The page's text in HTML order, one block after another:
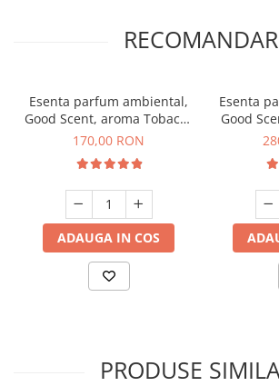
Esenta parfum ambiental,
Good Scent, aroma Tobacco
& Vanilla, 200 g
170,00 RON
ADAUGA IN COS
Esenta
Good
PRODUSE